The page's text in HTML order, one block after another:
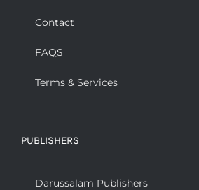
Contact
FAQS
Terms & Services
PUBLISHERS
Darussalam Publishers